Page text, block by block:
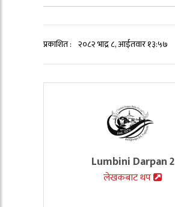
प्रकाशित : २०८२ भाद्र ८, आईतवार १३:५७
Lumbini Darpan 2
लेखकबाट थप